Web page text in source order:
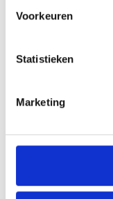
Voorkeuren
Statistieken
Marketing
De belangrijkste
beoordelen
kun je het
krijgen.
Bij professionele
proefdruk